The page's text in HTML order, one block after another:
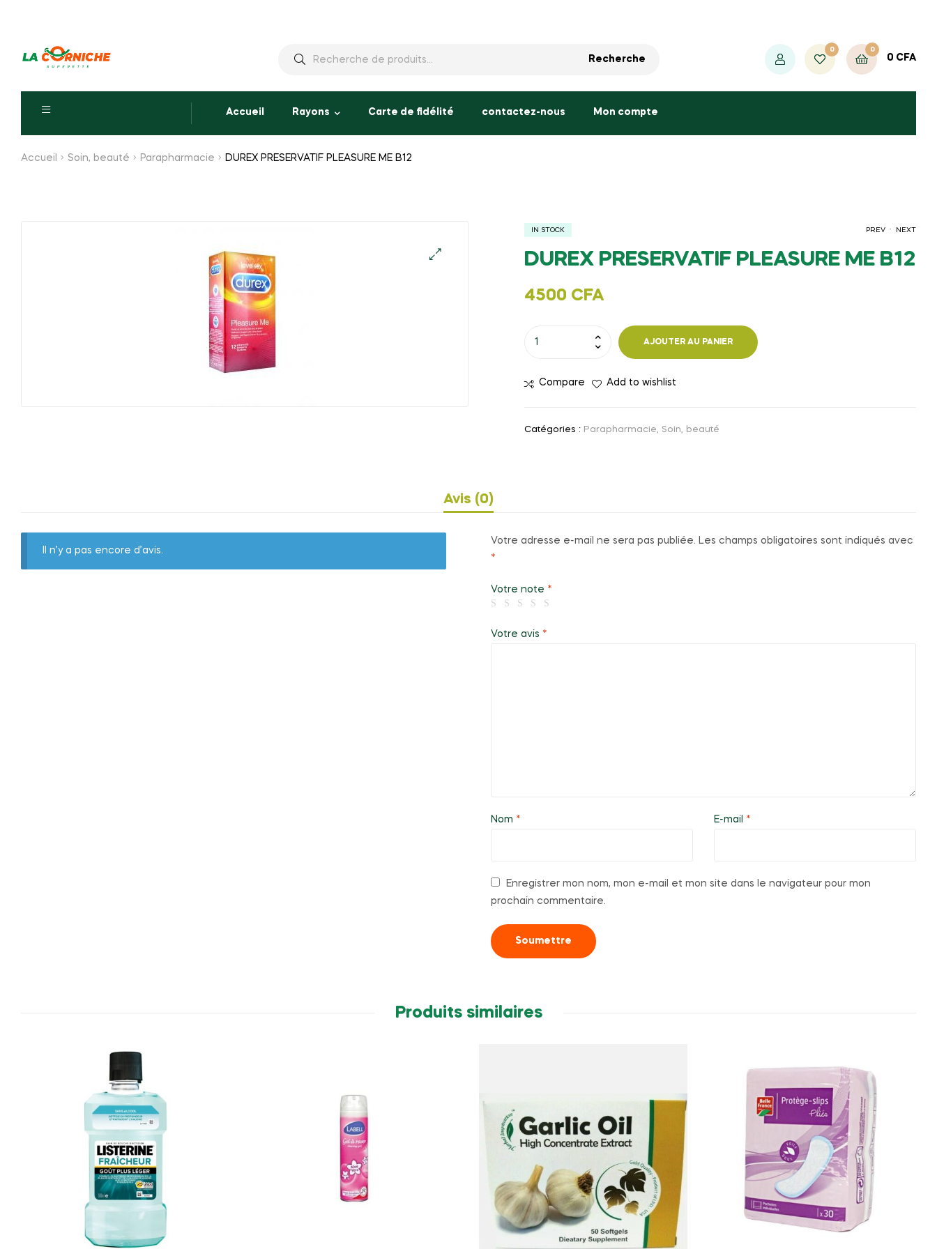
Recherche
Recherche
0 0
0 CFA
Accueil Rayons Carte de fidélité contactez-nous Mon compte
Accueil Soin, beauté Parapharmacie DUREX PRESERVATIF PLEASURE ME B12
PREV . NEXT
IN STOCK
DUREX PRESERVATIF PLEASURE ME B12
4500 CFA
PRESERVATIF
AJOUTER AU PANIER
Compare Add to wishlist
Catégories : Parapharmacie, Soin, beauté
Avis (0)
Il n’y a pas encore d’avis.
Votre adresse e-mail ne sera pas publiée. Les champs obligatoires sont indiqués avec
*
Votre note *
Votre avis *
Nom * E-mail *
Enregistrer mon nom, mon e-mail et mon site dans le navigateur pour mon
prochain commentaire.
Produits similaires